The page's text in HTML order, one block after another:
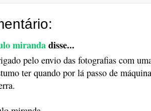
mirandadisse...
pelo envio das fotografias com
ter quando por lá passo de